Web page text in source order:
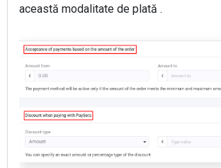
această modalitate de plată .